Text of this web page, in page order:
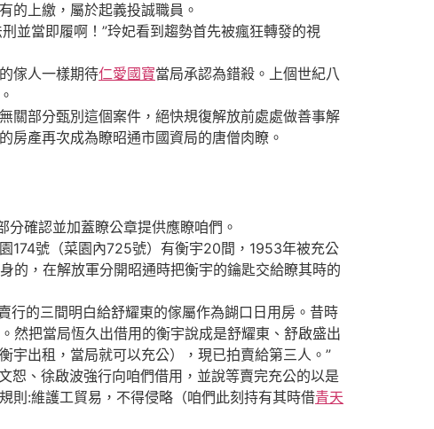
上繳，屬於起義投誠職員。
當即履啊！”玲妃看到趨勢首先被瘋狂轉發的視
傢人一樣期待仁愛國寶當局承認為錯殺。上個世紀八
部分甄別這個案件，絕快規復解放前處處做善事解
房產再次成為瞭昭通市國資局的唐僧肉瞭。
確認並加蓋瞭公章提供應瞭咱們。
174號（菜園內725號）有衡宇20間，1953年被充公
的，在解放軍分開昭通時把衡宇的鑰匙交給瞭其時的
的三間明白給舒耀東的傢屬作為餬口日用房。昔時
然把當局恆久出借用的衡宇說成是舒耀東、舒啟盛出
宇出租，當局就可以充公），現已拍賣給第三人。”
、徐啟波強行向咱們借用，並說等賣完充公的以是
則:維護工貿易，不得侵略（咱們此刻持有其時借青天